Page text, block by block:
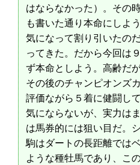
はならなかった）。その
も書いた通り本命にしよ
気になって割り引いたの
ってきた。だから今回は
ず本命としよう。高齢だ
その後のチャンピオンズ
評価ながら５着に健闘し
気にならないが、実力は
は馬券的には狙い目だ。
駒はダートの長距離では
ような種牡馬であり、こ